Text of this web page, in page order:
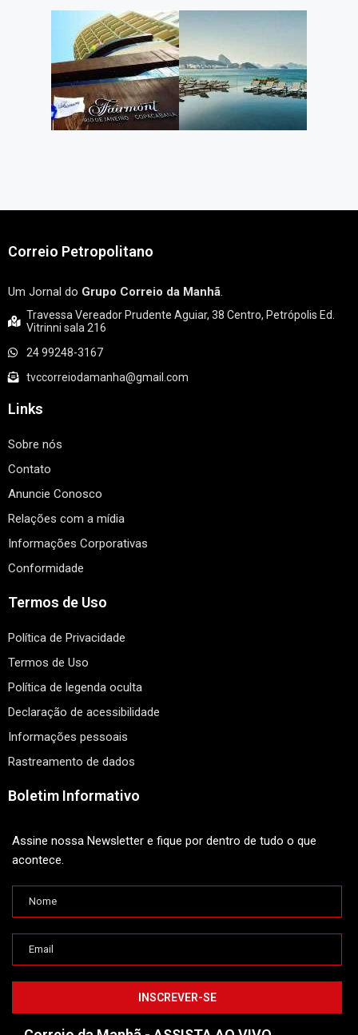
Correio Petropolitano
Um Jornal do Grupo Correio da Manhã.
Travessa Vereador Prudente Aguiar, 38 Centro, Petrópolis Ed.
Vitrinni sala 216
24 99248-3167
tvccorreiodamanha@gmail.com
Links
Sobre nós
Contato
Anuncie Conosco
Relações com a mídia
Informações Corporativas
Conformidade
Termos de Uso
Política de Privacidade
Termos de Uso
Política de legenda oculta
Declaração de acessibilidade
Informações pessoais
Rastreamento de dados
Boletim Informativo
Assine nossa Newsletter e fique por dentro de tudo o que
acontece.